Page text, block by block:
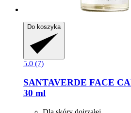
Do koszyka
5.0 (7)
SANTAVERDE FACE
30 ml